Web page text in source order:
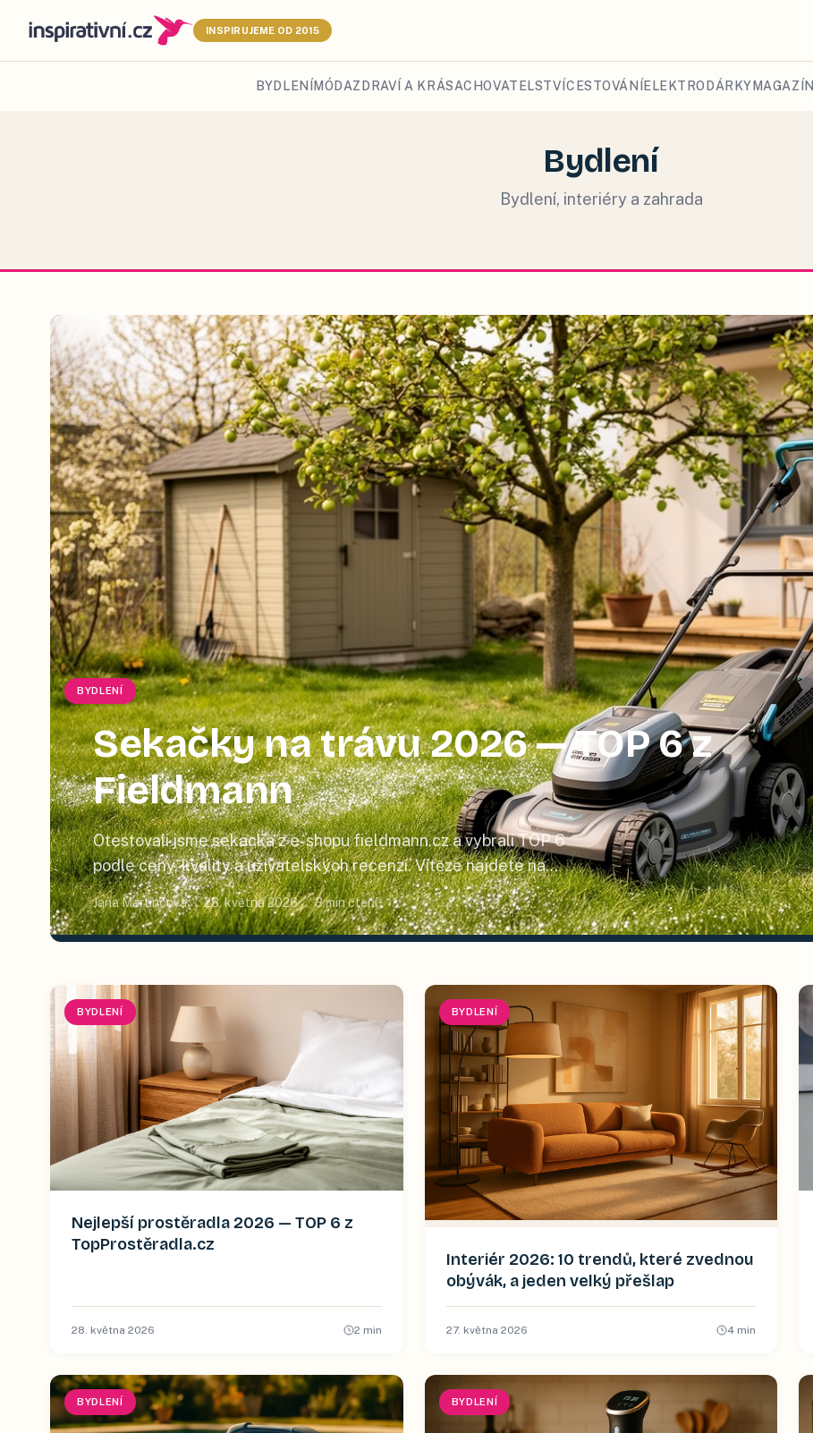
INSPIRUJEME OD 2015
BYDLENÍ MÓDAZDRAVÍ A KRÁSACHOVATELSTVÍCESTOVÁNÍ ELEKTRO DÁRKY MAGAZÍN
Bydlení
Bydlení, interiéry a zahrada
BYDLENÍ
Sekačky na trávu 2026 — TOP 6 z
Fieldmann
Otestovali jsme sekacka z e-shopu fieldmann.cz a vybrali TOP 6
podle ceny, kvality a uživatelských recenzí. Vítěze najdete na
začátku, kompletní žebříček níže.
Jana Martincová 28. května 2026 3min čtení
BYDLENÍ
Nejlepší prostěradla 2026 — TOP 6 z
TopProstěradla.cz
28. května 2026 2 min
BYDLENÍ
Interiér 2026: 10 trendů, které zvednou
obývák, a jeden velký přešlap
27. května 2026 4 min
BYDLENÍ BYDLENÍ